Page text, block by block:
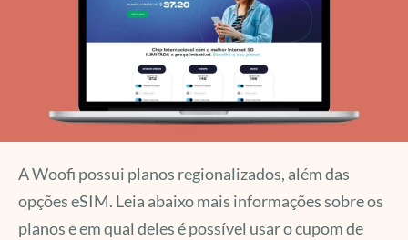
A Woofi possui planos regionalizados, além das
opções eSIM. Leia abaixo mais informações sobre os
planos e em qual deles é possível usar o cupom de